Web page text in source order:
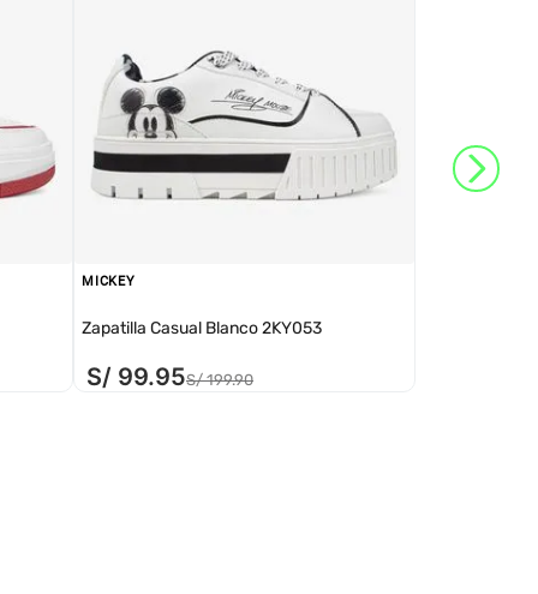
MICKEY
Zapatilla Casual Blanco 2KY053
S/ 99.95S/ 199.90